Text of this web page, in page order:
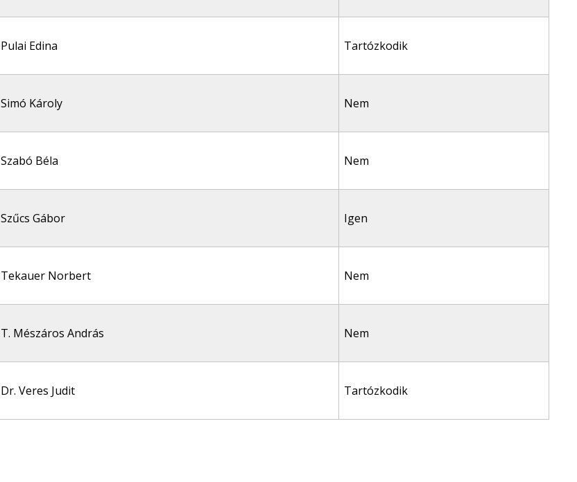
Pulai Edina Tartózkodik
Simó Károly Nem
Szabó Béla Nem
Szűcs Gábor Igen
Tekauer Norbert Nem
T. Mészáros András Nem
Dr. Veres Judit Tartózkodik